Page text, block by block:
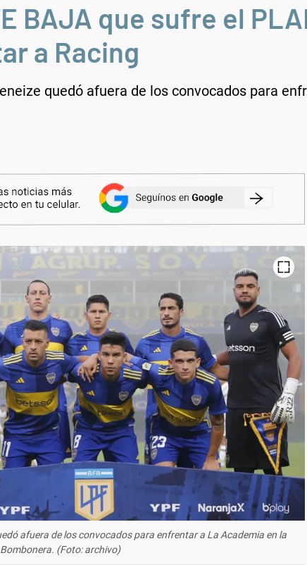
BAJA que sufre el
a Racing
quedó afuera de los convocados para
afuera de los convocados para enfrentar a La Academia en la
Bombonera. (Foto: archivo)